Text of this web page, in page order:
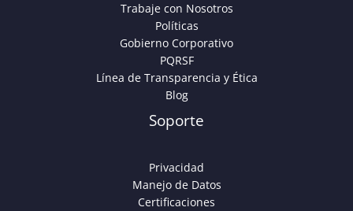
Trabaje con Nosotros
Políticas
Gobierno Corporativo
PQRSF
Línea de Transparencia y Ética
Blog
Soporte
Privacidad
Manejo de Datos
Certificaciones